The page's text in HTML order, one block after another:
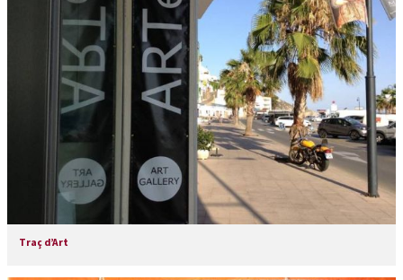
Traç d’Art